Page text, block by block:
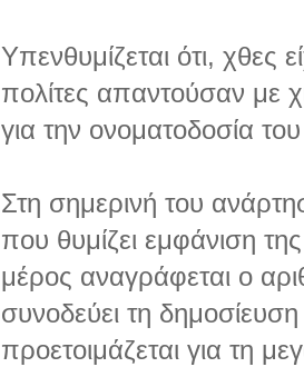
Υπενθυμίζεται ότι, χθες
πολίτες απαντούσαν με
για την ονοματοδοσία
Στη σημερινή του
που θυμίζει εμφάνιση
μέρος αναγράφεται ο
συνοδεύει τη
προετοιμάζεται για τη